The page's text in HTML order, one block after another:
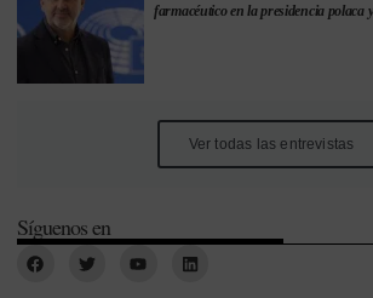
farmacéutico en la presidencia polaca
Ver todas las entrevistas
Síguenos en